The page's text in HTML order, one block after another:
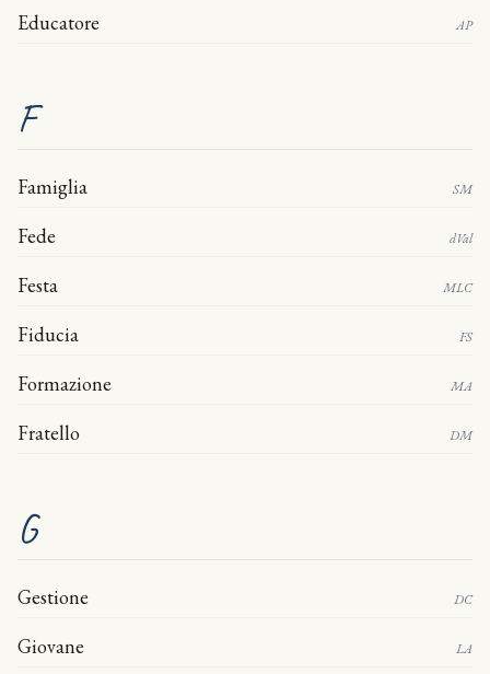
Educatore AP
F
Famiglia SM
Fede dVal
Festa MLC
Fiducia FS
Formazione MA
Fratello DM
G
Gestione DC
Giovane LA